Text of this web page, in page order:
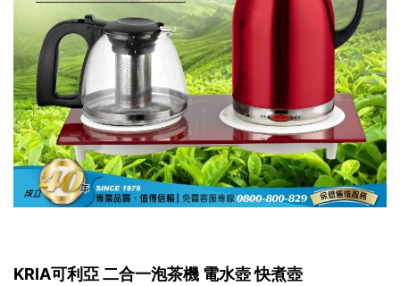
KRIA可利亞 二合一泡茶機 電水壺 快煮壺